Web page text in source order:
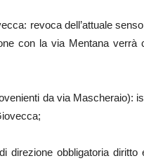
revoca dell’attuale
con la via Mentana verrà
da via Mascheraio):
direzione obbligatoria diritto